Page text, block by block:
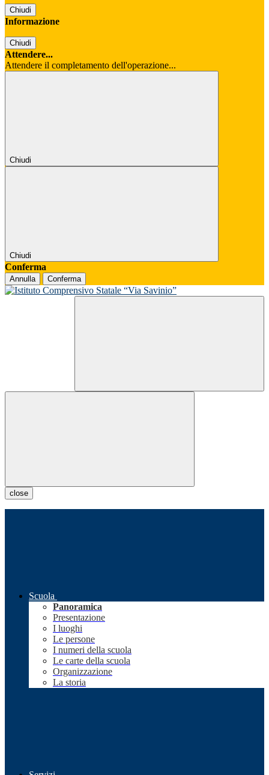
Chiudi
Informazione
Chiudi
Attendere...
Attendere il completamento dell'operazione...
Chiudi
Chiudi
Conferma
Annulla Conferma
close
Scuola
Panoramica
Presentazione
I luoghi
Le persone
I numeri della scuola
Le carte della scuola
Organizzazione
La storia